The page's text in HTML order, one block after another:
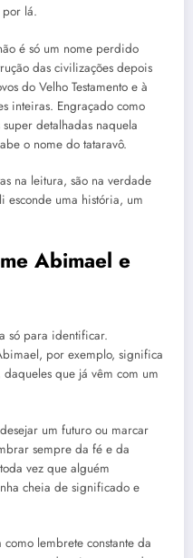
lá.
é só um nome perdido
das civilizações depois
do Velho Testamento e à
inteiras. Engraçado como
detalhadas naquela
o nome do tataravô.
na leitura, são na verdade
esconde uma história, um
Abimael e
só para identificar.
por exemplo, significa
daqueles que já vêm com um
um futuro ou marcar
sempre da fé e da
vez que alguém
cheia de significado e
lembrete constante da